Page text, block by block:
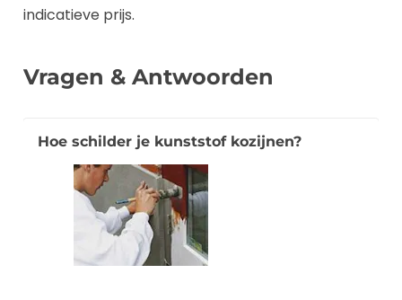
indicatieve prijs.
Vragen & Antwoorden
Hoe schilder je kunststof kozijnen?